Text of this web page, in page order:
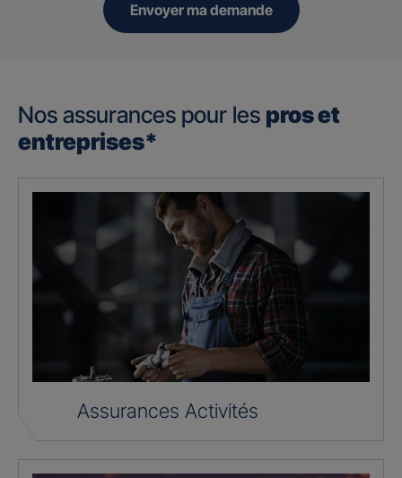
Envoyer ma demande
Nos assurances pour les pros et
entreprises*
Assurances Activités